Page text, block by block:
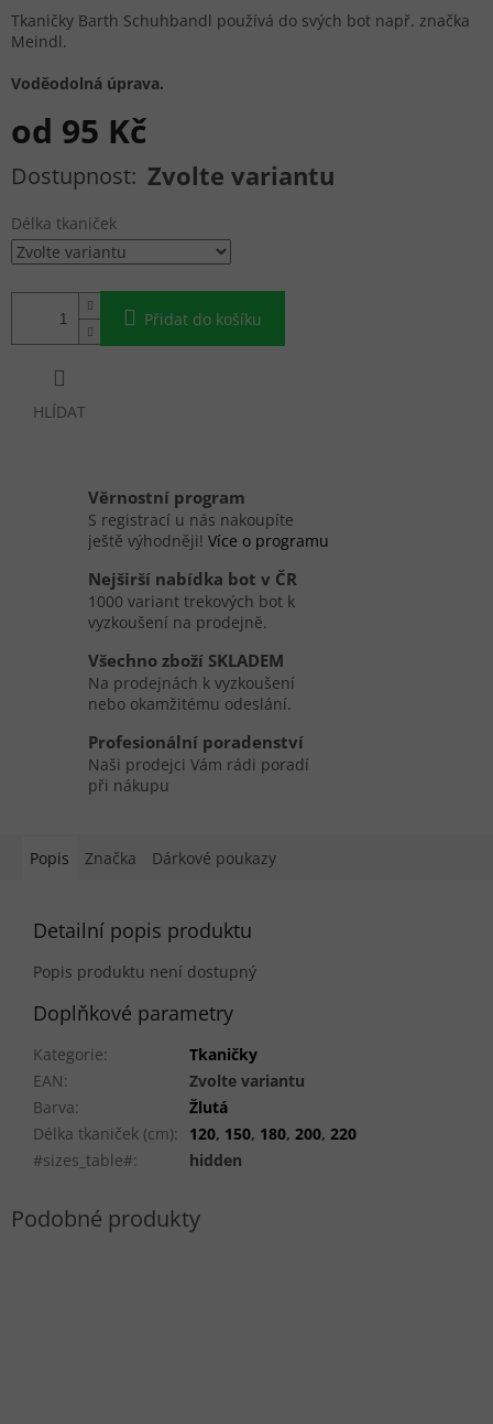
od 95 Kč
Měrná cena: Zvolte variantu
Délka tkaniček
Přidat do košíku
Tkaničky Barth Schuhbandl používá do svých bot např. značka
Meindl.
Voděodolná úprava.
HLÍDAT
Věrnostní program
S registrací u nás nakoupíte
ještě výhodněji! Více o programu
Nejširší nabídka bot v ČR
1000 variant trekových bot k
vyzkoušení na prodejně.
Všechno zboží SKLADEM
Na prodejnách k vyzkoušení
nebo okamžitému odeslání.
Profesionální poradenství
Naši prodejci Vám rádi poradí
při nákupu
Popis Značka Dárkové poukazy
Detailní popis produktu
Popis produktu není dostupný
Doplňkové parametry
Kategorie:
Tkaničky
EAN:
Zvolte variantu
Barva:
Žlutá
Délka tkaniček (cm): 120, 150, 180, 200, 220
#sizes_table#: hidden